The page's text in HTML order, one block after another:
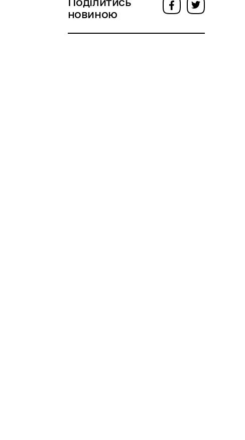
новиною